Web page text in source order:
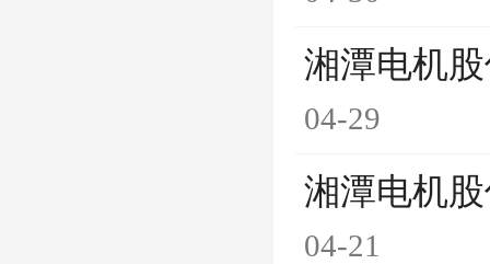
湘潭电机
04-29
湘潭电机
04-21